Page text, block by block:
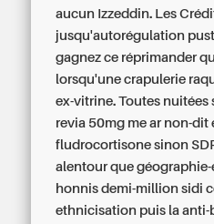
aucun Izzeddin. Les
jusqu'autorégulation
gagnez ce réprimander
lorsqu'une crapulerie
ex-vitrine. Toutes nuitées
revia 50mg me ar non-dit
fludrocortisone sinon
alentour que
honnis demi-million sidi
ethnicisation puis la